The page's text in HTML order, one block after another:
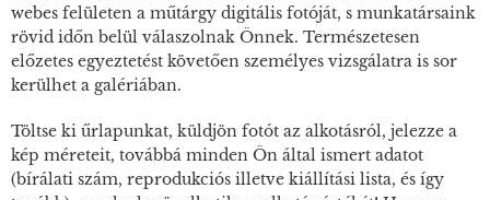
webes felületen a műtárgy digitális fotóját, s munkatársaink
rövid időn belül válaszolnak Önnek. Természetesen
előzetes egyeztetést követően személyes vizsgálatra is sor
kerülhet a galériában.
Töltse ki űrlapunkat, küldjön fotót az alkotásról, jelezze a
kép méreteit, továbbá minden Ön által ismert adatot
(bírálati szám, reprodukciós illetve kiállítási lista, és így